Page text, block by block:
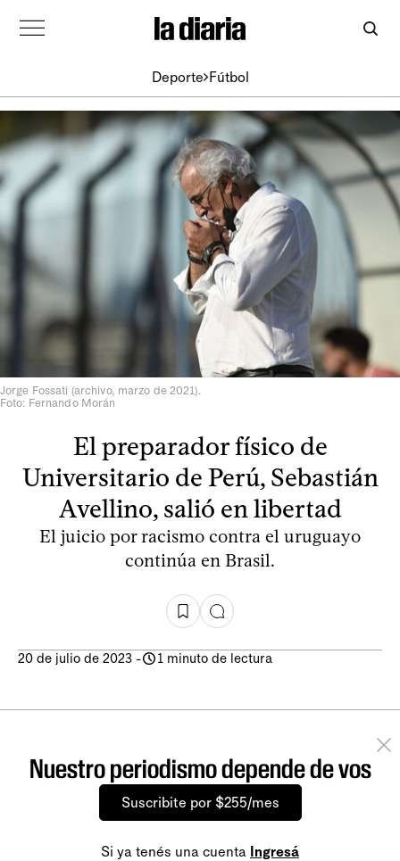
Deporte Fútbol
Jorge Fossati (archivo, marzo de 2021).
Foto: Fernando Morán
El preparador físico de
Universitario de Perú, Sebastián
Avellino, salió en libertad
El juicio por racismo contra el uruguayo
continúa en Brasil.
20 de julio de 2023 - 1 minuto de lectura
Nuestro periodismo depende de vos
Suscribite por $255/mes
Si ya tenés una cuenta Ingresá